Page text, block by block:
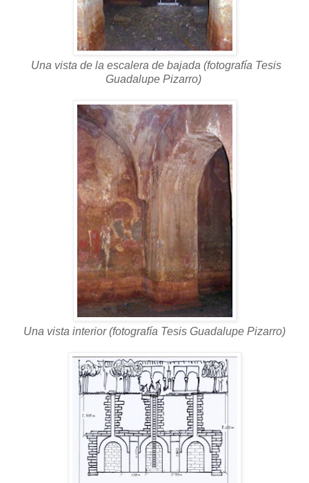
Una vista de la escalera de bajada (fotografía Tesis
Guadalupe Pizarro)
Una vista interior (fotografía Tesis Guadalupe Pizarro)